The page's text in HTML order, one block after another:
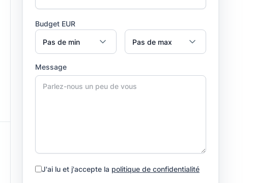
Budget EUR
Message
J'ai lu et j'accepte la politique de confidentialité